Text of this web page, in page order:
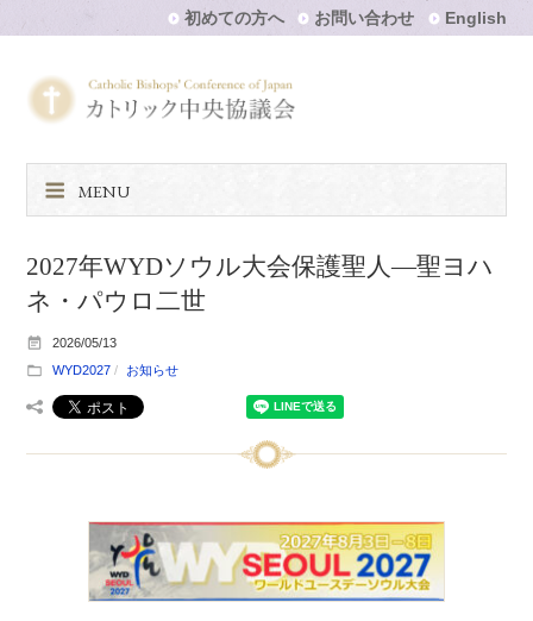
初めての方へ お問い合わせ English
MENU
2027年WYDソウル大会保護聖人―聖ヨハ
ネ・パウロ二世
2026/05/13
WYD2027
お知らせ